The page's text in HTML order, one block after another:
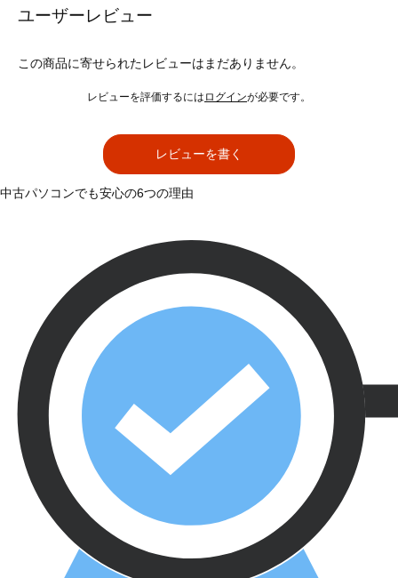
ユーザーレビュー
この商品に寄せられたレビューはまだありません。
レビューを評価するには ログインが必要です。
レビューを書く
中古パソコンでも安心の6つの理由